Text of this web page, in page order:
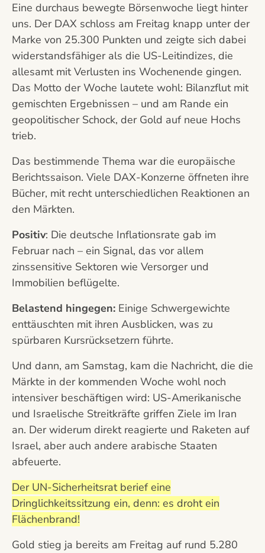
Eine durchaus bewegte Börsenwoche liegt hinter
uns. Der DAX schloss am Freitag knapp unter der
Marke von 25.300 Punkten und zeigte sich dabei
widerstandsfähiger als die US-Leitindizes, die
allesamt mit Verlusten ins Wochenende gingen.
Das Motto der Woche lautete wohl: Bilanzflut mit
gemischten Ergebnissen – und am Rande ein
geopolitischer Schock, der Gold auf neue Hochs
trieb.
Das bestimmende Thema war die europäische
Berichtssaison. Viele DAX-Konzerne öffneten ihre
Bücher, mit recht unterschiedlichen Reaktionen an
den Märkten.
Positiv: Die deutsche Inflationsrate gab im
Februar nach – ein Signal, das vor allem
zinssensitive Sektoren wie Versorger und
Immobilien beflügelte.
Belastend hingegen: Einige Schwergewichte
enttäuschten mit ihren Ausblicken, was zu
spürbaren Kursrücksetzern führte.
Und dann, am Samstag, kam die Nachricht, die die
Märkte in der kommenden Woche wohl noch
intensiver beschäftigen wird: US-Amerikanische
und Israelische Streitkräfte griffen Ziele im Iran
an. Der widerum direkt reagierte und Raketen auf
Israel, aber auch andere arabische Staaten
abfeuerte.
Der UN-Sicherheitsrat berief eine
Dringlichkeitssitzung ein, denn: es droht ein
Flächenbrand!
Gold stieg ja bereits am Freitag auf rund 5.280